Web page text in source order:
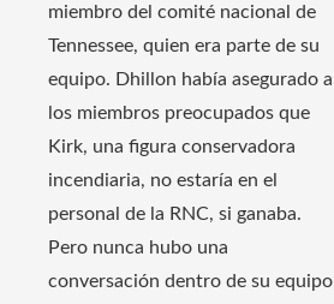
miembro del comité nacional de
Tennessee, quien era parte de su
equipo. Dhillon había asegurado a
los miembros preocupados que
Kirk, una figura conservadora
incendiaria, no estaría en el
personal de la RNC, si ganaba.
Pero nunca hubo una
conversación dentro de su equipo